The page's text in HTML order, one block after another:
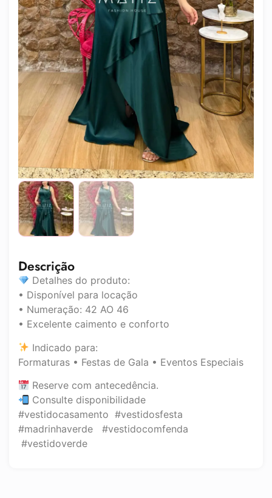
Descrição
Detalhes do produto:
• Disponível para locação
• Numeração: 42 AO 46
• Excelente caimento e conforto
Indicado para:
Formaturas • Festas de Gala • Eventos Especiais
Reserve com antecedência.
Consulte disponibilidade
#vestidocasamento #vestidosfesta
#madrinhaverde #vestidocomfenda
#vestidoverde